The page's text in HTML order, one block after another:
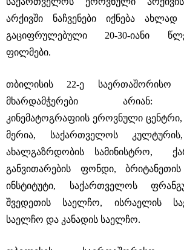
არქივში ნაჩვენები იქნება
გაციფრულებული 20-30-იანი
ფილმები.
თბილისის 22-ე საერთაშორისო
მხარდამჭერები არიან:
კინემატოგრაფიის ეროვნული
მერია, საქართველოს
ახალგაზრდობის სამინისტრო,
განვითარების ფონდი,
ინსტიტუტი, საქართველოს
შვედეთის საელჩო, ისრაელის
საელჩო და კანადის საელჩო.